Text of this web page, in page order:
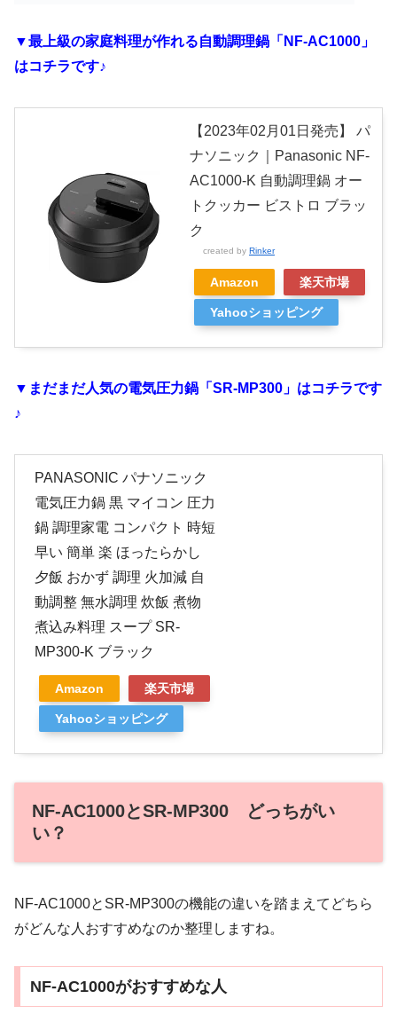
▼最上級の家庭料理が作れる自動調理鍋「NF-AC1000」
はコチラです♪
【2023年02月01日発売】 パ
ナソニック｜Panasonic NF-
AC1000-K 自動調理鍋 オー
トクッカー ビストロ ブラッ
ク
created by Rinker
Amazon 楽天市場
Yahooショッピング
▼まだまだ人気の電気圧力鍋「SR-MP300」はコチラです
♪
PANASONIC パナソニック
電気圧力鍋 黒 マイコン 圧力
鍋 調理家電 コンパクト 時短
早い 簡単 楽 ほったらかし
夕飯 おかず 調理 火加減 自
動調整 無水調理 炊飯 煮物
煮込み料理 スープ SR-
MP300-K ブラック
Amazon 楽天市場
Yahooショッピング
NF-AC1000とSR-MP300 どっちがい
い？
NF-AC1000とSR-MP300の機能の違いを踏まえてどちら
がどんな人おすすめなのか整理しますね。
NF-AC1000がおすすめな人